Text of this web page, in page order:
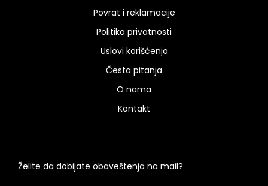
Povrat i reklamacije
Politika privatnosti
Uslovi korišćenja
Česta pitanja
O nama
Kontakt
Želite da dobijate obaveštenja na mail?